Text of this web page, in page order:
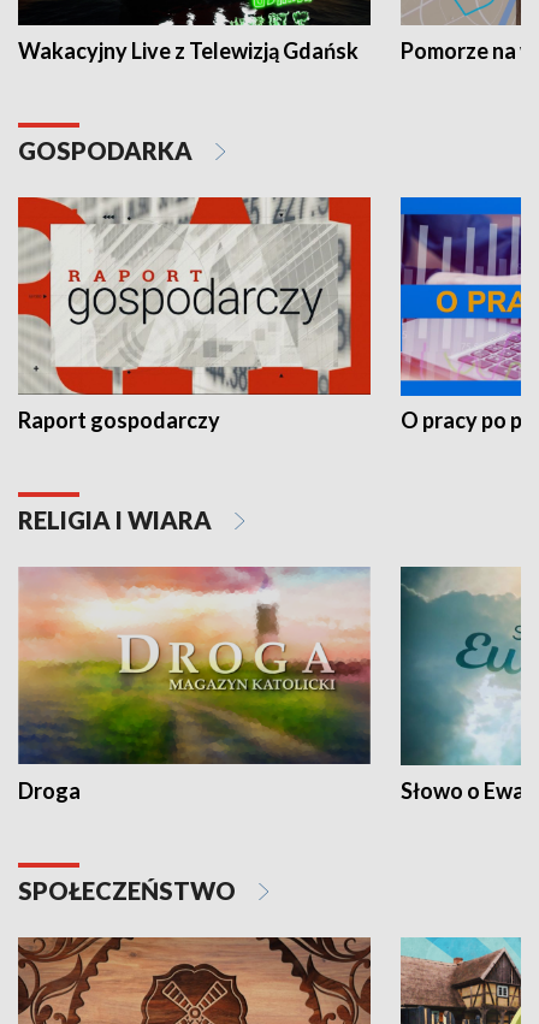
Wakacyjny Live z Telewizją Gdańsk Pomorze na
GOSPODARKA
Raport gospodarczy O pracy po
RELIGIA I WIARA
Droga Słowo o
SPOŁECZEŃSTWO